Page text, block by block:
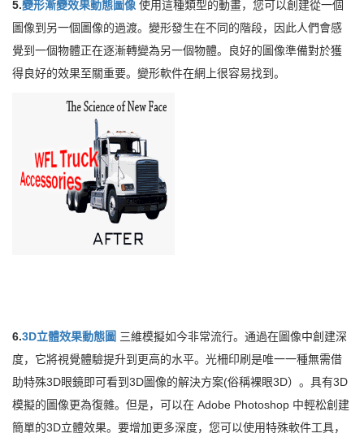
5.變形漸變效果動態圖像 使用這種類型的動畫，您可以創建從一個
圖像到另一個圖像的過渡。變形發生在不同的階段，因此人們會感
覺到一個物體正在逐漸轉變為另一個物體。良好的圖像準備對於獲
得良好的效果至關重要。變形軟件在網上很容易找到。
6.3D立體效果動態圖 三維模擬如今非常流行。通過在圖像中創建深
度，它將視覺體驗提升到更高的水平。光柵印刷是唯一一種無需借
助特殊3D眼鏡即可看到3D圖像的解決方案(俗稱裸眼3D）。具有3D
模擬的圖像更為復雜。但是，可以在 Adobe Photoshop 中輕松創建
簡單的3D立體效果。要增加更多深度，您可以使用特殊軟件工具，